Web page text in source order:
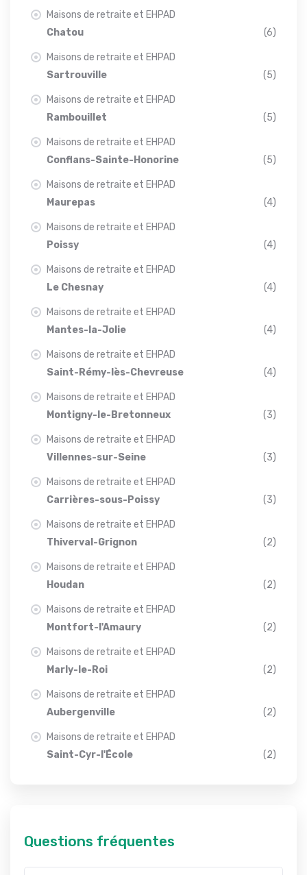
Maisons de retraite et EHPAD
Chatou
(6)
Maisons de retraite et EHPAD
Sartrouville
(5)
Maisons de retraite et EHPAD
Rambouillet
(5)
Maisons de retraite et EHPAD
Conflans-Sainte-Honorine
(5)
Maisons de retraite et EHPAD
Maurepas
(4)
Maisons de retraite et EHPAD
Poissy
(4)
Maisons de retraite et EHPAD
Le Chesnay
(4)
Maisons de retraite et EHPAD
Mantes-la-Jolie
(4)
Maisons de retraite et EHPAD
Saint-Rémy-lès-Chevreuse
(4)
Maisons de retraite et EHPAD
Montigny-le-Bretonneux
(3)
Maisons de retraite et EHPAD
Villennes-sur-Seine
(3)
Maisons de retraite et EHPAD
Carrières-sous-Poissy
(3)
Maisons de retraite et EHPAD
Thiverval-Grignon
(2)
Maisons de retraite et EHPAD
Houdan
(2)
Maisons de retraite et EHPAD
Montfort-l'Amaury
(2)
Maisons de retraite et EHPAD
Marly-le-Roi
(2)
Maisons de retraite et EHPAD
Aubergenville
(2)
Maisons de retraite et EHPAD
Saint-Cyr-l'École
(2)
Questions fréquentes